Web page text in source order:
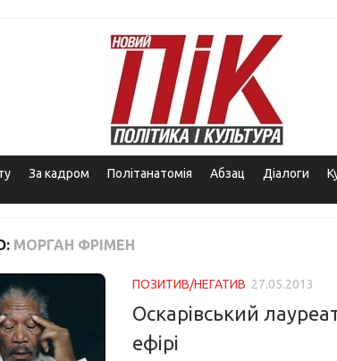
За кадром Політанатомія Абзац Діалоги
МОРГАН ФРІМЕН
ПОЗИТИВ/НЕГАТИВ 27.05.2013
Оскарівський
ефірі